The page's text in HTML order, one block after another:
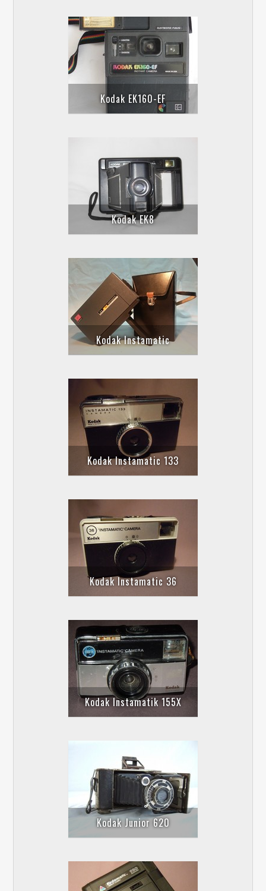
Kodak EK160-EF
Kodak EK8
Kodak Instamatic
Kodak Instamatic 133
Kodak Instamatic 36
Kodak Instamatik 155X
Kodak Junior 620